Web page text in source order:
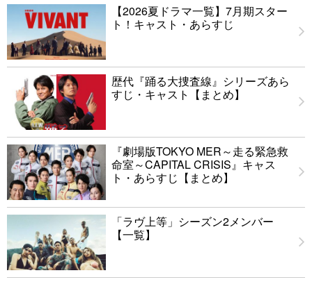
【2026夏ドラマ一覧】7月期スター
ト！キャスト・あらすじ
歴代『踊る大捜査線』シリーズあら
すじ・キャスト【まとめ】
『劇場版TOKYO MER～走る緊急救
命室～CAPITAL CRISIS』キャス
ト・あらすじ【まとめ】
「ラヴ上等」シーズン2メンバー
【一覧】